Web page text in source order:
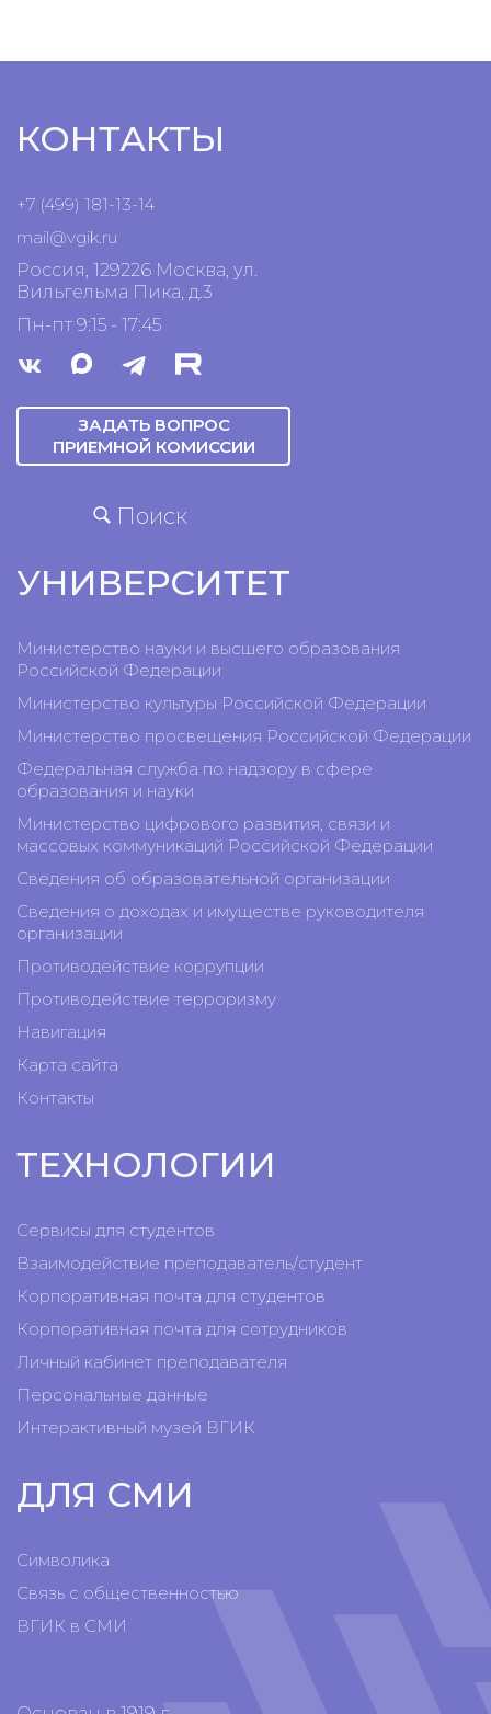
КОНТАКТЫ
+7 (499) 181-13-14
mail@vgik. ru
Россия, 129226 Москва, ул.
Вильгельма Пика, д.3
Пн-пт 9:15 - 17:45
ЗАДАТЬ ВОПРОС
ПРИЕМНОЙ КОМИССИИ
Поиск
УНИВЕРСИТЕТ
Министерство науки и высшего образования
Российской Федерации
Министерство культуры Российской Федерации
Министерство просвещения Российской Федерации
Федеральная служба по надзору в сфере
образования и науки
Министерство цифрового развития, связи и
массовых коммуникаций Российской Федерации
Сведения об образовательной организации
Сведения о доходах и имуществе руководителя
организации
Противодействие коррупции
Противодействие терроризму
Навигация
Карта сайта
Контакты
ТЕХНОЛОГИИ
Сервисы для студентов
Взаимодействие преподаватель/студент
Корпоративная почта для студентов
Корпоративная почта для сотрудников
Личный кабинет преподавателя
Персональные данные
Интерактивный музей ВГИК
ДЛЯ СМИ
Символика
Связь с общественностью
ВГИК в СМИ